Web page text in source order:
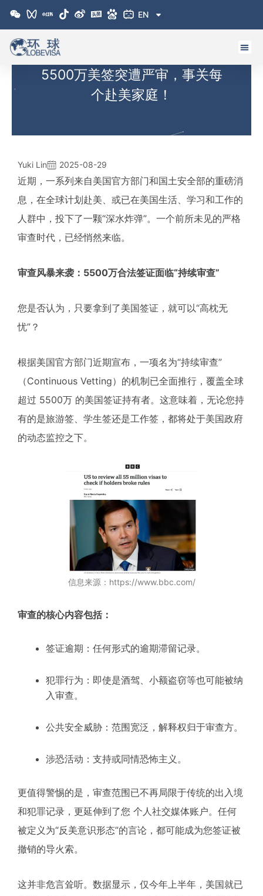
EN
5500万美签突遭严审，事关每
个赴美家庭！
Yuki Lin 2025-08-29
近期，一系列来自美国官方部门和国土安全部的重磅消
息，在全球计划赴美、或已在美国生活、学习和工作的
人群中，投下了一颗“深水炸弹”。一个前所未见的严格
审查时代，已经悄然来临。
审查风暴来袭：5500万合法签证面临“持续审查”
您是否认为，只要拿到了美国签证，就可以“高枕无
忧”？
根据美国官方部门近期宣布，一项名为“持续审查”
（Continuous Vetting）的机制已全面推行，覆盖全球
超过 5500万 的美国签证持有者。这意味着，无论您持
有的是旅游签、学生签还是工作签，都将处于美国政府
的动态监控之下。
信息来源：https://www.bbc.com/
审查的核心内容包括：
签证逾期：任何形式的逾期滞留记录。
犯罪行为：即使是酒驾、小额盗窃等也可能被纳
入审查。
公共安全威胁：范围宽泛，解释权归于审查方。
涉恐活动：支持或同情恐怖主义。
更值得警惕的是，审查范围已不再局限于传统的出入境
和犯罪记录，更延伸到了您 个人社交媒体账户。任何
被定义为“反美意识形态”的言论，都可能成为您签证被
撤销的导火索。
这并非危言耸听。数据显示，仅今年上半年，美国就已